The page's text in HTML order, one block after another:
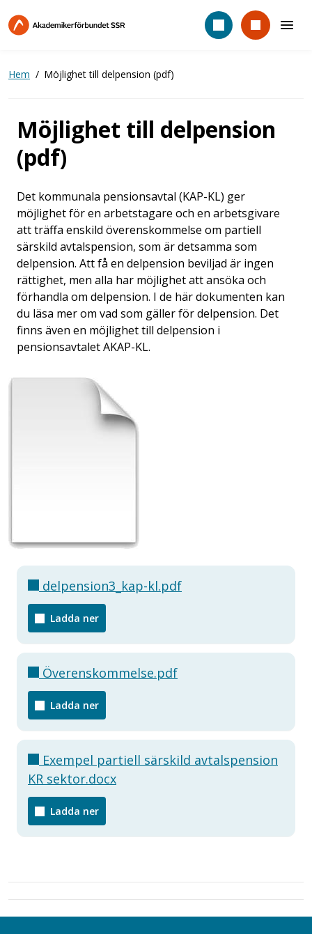
till
Hem Möjlighet till delpension (pdf)
Möjlighet till delpension
(pdf)
Det kommunala pensionsavtal (KAP-KL) ger
möjlighet för en arbetstagare och en arbetsgivare
att träffa enskild överenskommelse om partiell
särskild avtalspension, som är detsamma som
delpension. Att få en delpension beviljad är ingen
rättighet, men alla har möjlighet att ansöka och
förhandla om delpension. I de här dokumenten kan
du läsa mer om vad som gäller för delpension. Det
finns även en möjlighet till delpension i
pensionsavtalet AKAP-KL.
delpension3_kap-kl.pdf
Ladda ner
Överenskommelse.pdf
Ladda ner
Exempel partiell särskild avtalspension
KR sektor.docx
Ladda ner